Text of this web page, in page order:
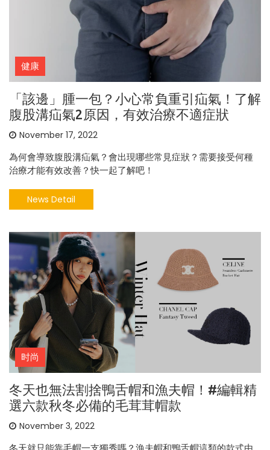
健康
「該邊」腫一包？小心常負重引疝氣！了解
腹股溝疝氣2原因，有效治療不適症狀
November 17, 2022
為何會導致腹股溝疝氣？會出現哪些常見症狀？需要接受何種
治療才能有效改善？快一起了解吧！
News Detail
时尚
冬天也無法割捨鴨舌帽和漁夫帽！#編輯精
選六款秋冬必備的毛茸茸帽款
November 3, 2022